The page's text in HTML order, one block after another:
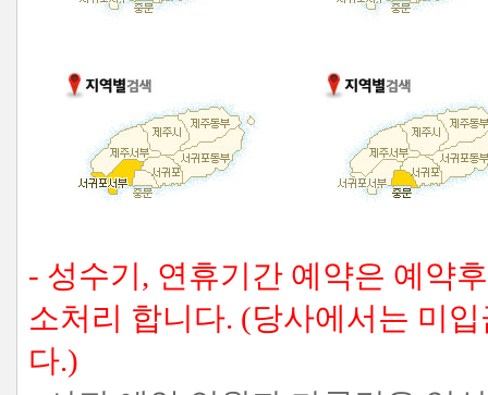
- 성수기, 연휴기간 예약은 예약
소처리 합니다. (당사에서는 미
다.)